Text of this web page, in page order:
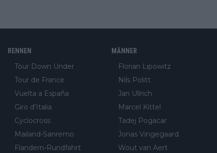
RENNEN
Tour Down Under
Tour de France
Vuelta a España
Giro d'Italia
Cyclocross
Mailand-Sanremo
Flandern-Rundfahrt
MÄNNER
Florian Lipowitz
Nils Politt
Jan Ullrich
Marcel Kittel
Tadej Pogacar
Jonas Vingegaard
Wout van Aert